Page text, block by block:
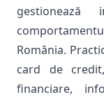
România.
card de
financiare,